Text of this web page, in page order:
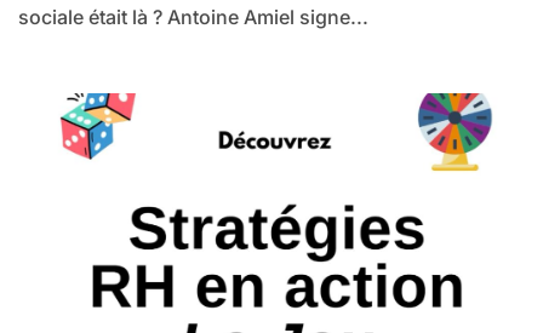
sociale était là ? Antoine Amiel signe...